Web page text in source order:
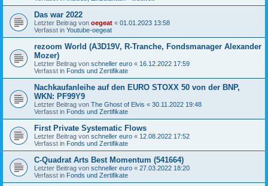
Das war 2022
Letzter Beitrag von oegeat « 01.01.2023 13:58
Verfasst in Youtube-oegeat
rezoom World (A3D19V, R-Tranche, Fondsmanager Alexander
Mozer)
Letzter Beitrag von schneller euro « 16.12.2022 17:59
Verfasst in Fonds und Zertifikate
Nachkaufanleihe auf den EURO STOXX 50 von der BNP,
WKN: PF99Y9
Letzter Beitrag von The Ghost of Elvis « 30.11.2022 19:48
Verfasst in Fonds und Zertifikate
First Private Systematic Flows
Letzter Beitrag von schneller euro « 12.08.2022 17:52
Verfasst in Fonds und Zertifikate
C-Quadrat Arts Best Momentum (541664)
Letzter Beitrag von schneller euro « 27.03.2022 18:20
Verfasst in Fonds und Zertifikate